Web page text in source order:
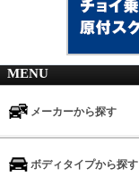
MENU
メーカーから探す
ボディタイプから探す